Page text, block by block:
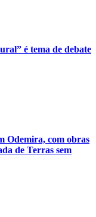
é tema de debate
Odemira, com obras
de Terras sem